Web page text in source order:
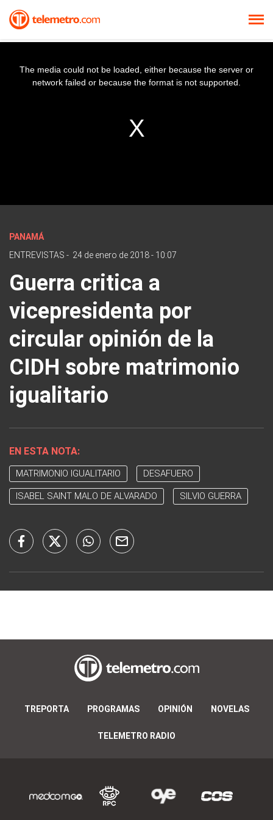
The media could not be loaded, either because the server or
network failed or because the format is not supported.
PANAMÁ
ENTREVISTAS - 24 de enero de 2018 - 10:07
Guerra critica a
vicepresidenta por
circular opinión de la
CIDH sobre matrimonio
igualitario
EN ESTA NOTA:
MATRIMONIO IGUALITARIO DESAFUERO
ISABEL SAINT MALO DE ALVARADO SILVIO GUERRA
TREPORTA PROGRAMAS OPINIÓN NOVELAS
TELEMETRO RADIO